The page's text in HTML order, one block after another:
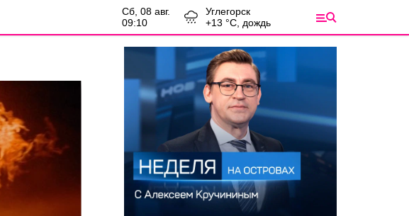
сб, 08 авг.
09:10
Углегорск
+13 °С, дождь